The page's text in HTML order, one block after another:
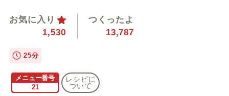
お気に入り
1,530
つくったよ
13,787
25分
メニュー番号
21
レシピに
ついて